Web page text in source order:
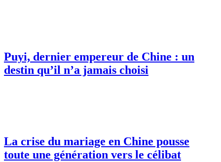
Puyi, dernier empereur de Chine : un
destin qu’il n’a jamais choisi
La crise du mariage en Chine pousse
toute une génération vers le célibat